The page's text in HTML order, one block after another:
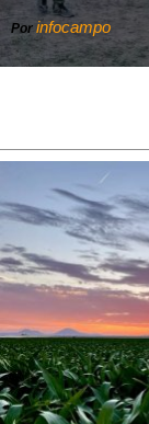
Por infocampo